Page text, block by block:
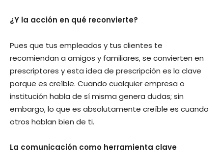
¿Y la acción en qué reconvierte?
Pues que tus empleados y tus clientes te
recomiendan a amigos y familiares, se convierten en
prescriptores y esta idea de prescripción es la clave
porque es creíble. Cuando cualquier empresa o
institución habla de sí misma genera dudas; sin
embargo, lo que es absolutamente creíble es cuando
otros hablan bien de ti.
La comunicación como herramienta clave